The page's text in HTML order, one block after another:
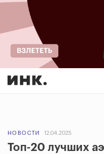
НОВОСТИ 12.04.2025
Топ-20 лучших